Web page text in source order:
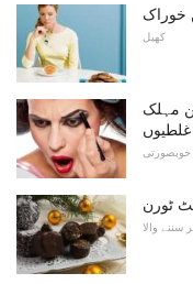
خوراک
کھیل
مہلک
غلطیوں
ٹورن
سننے والا